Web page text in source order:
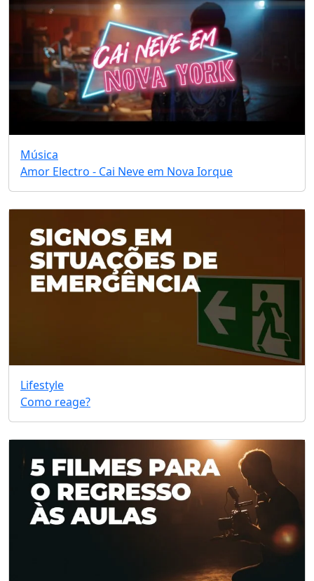
Música
Amor Electro - Cai Neve em Nova Iorque
Lifestyle
Como reage?